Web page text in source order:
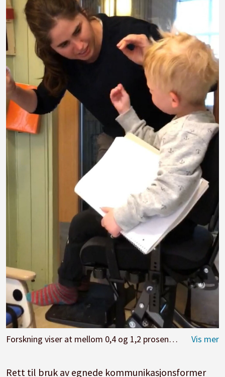
Forskning viser at mellom 0,4 og 1,2 prosent av befolkningen har behov for alternativ og supplerende kommunikasjon (ASK). Her har de musikksamling
Rett til bruk av egnede kommunikasjonsformer